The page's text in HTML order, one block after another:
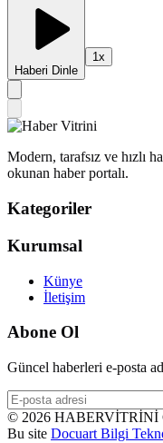
Haberi Dinle
1x
Modern, tarafsız ve hızlı
okunan haber portalı.
Kategoriler
Kurumsal
Künye
İletişim
Abone Ol
Güncel haberleri e-posta
© 2026 HABERVİTRİNİ
Bu site Docuart Bilgi